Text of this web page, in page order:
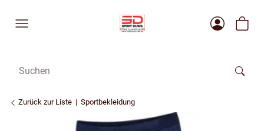
Zurück zur Liste Sportbekleidung